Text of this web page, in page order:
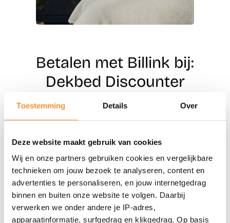
Toestemming Details Over
Deze website maakt gebruik van cookies
Wij en onze partners gebruiken cookies en vergelijkbare
technieken om jouw bezoek te analyseren, content en
advertenties te personaliseren, en jouw internetgedrag
binnen en buiten onze website te volgen. Daarbij
verwerken we onder andere je IP-adres,
apparaatinformatie, surfgedrag en klikgedrag. Op basis
Betalen met Billink bij:
Dekbed Discounter
Naar winkels